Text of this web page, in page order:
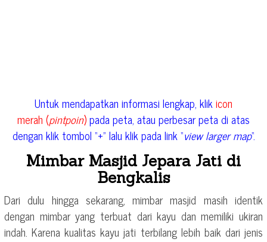
Untuk mendapatkan informasi lengkap, klikicon
merah (pintpoin)pada peta, atau perbesar peta di atas
dengan klik tombol “+” lalu klik pada link “view larger map“.
Mimbar Masjid Jepara Jati di
Bengkalis
Dari dulu hingga sekarang, mimbar masjid masih identik
dengan mimbar yang terbuat dari kayu dan memiliki ukiran
indah. Karena kualitas kayu jati terbilang lebih baik dari jenis